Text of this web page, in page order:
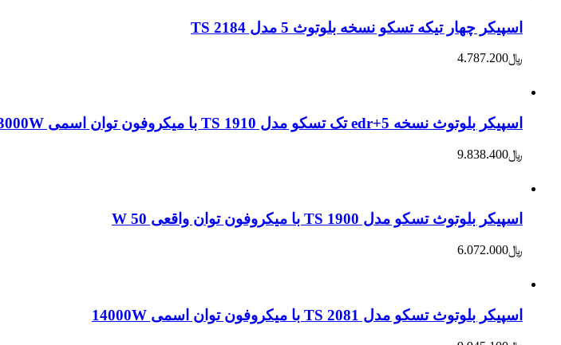
اسپیکر چهار تیکه تسکو نسخه بلوتوث 5 مدل TS 2184
﷼4.787.200
اسپیکر بلوتوث نسخه 5+edr تک تسکو مدل TS 1910 با میکروفون توان اسمی 13000W
﷼9.838.400
اسپیکر بلوتوث تسکو مدل TS 1900 با میکروفون توان واقعی 50 W
﷼6.072.000
اسپیکر بلوتوث تسکو مدل TS 2081 با میکروفون توان اسمی 14000W